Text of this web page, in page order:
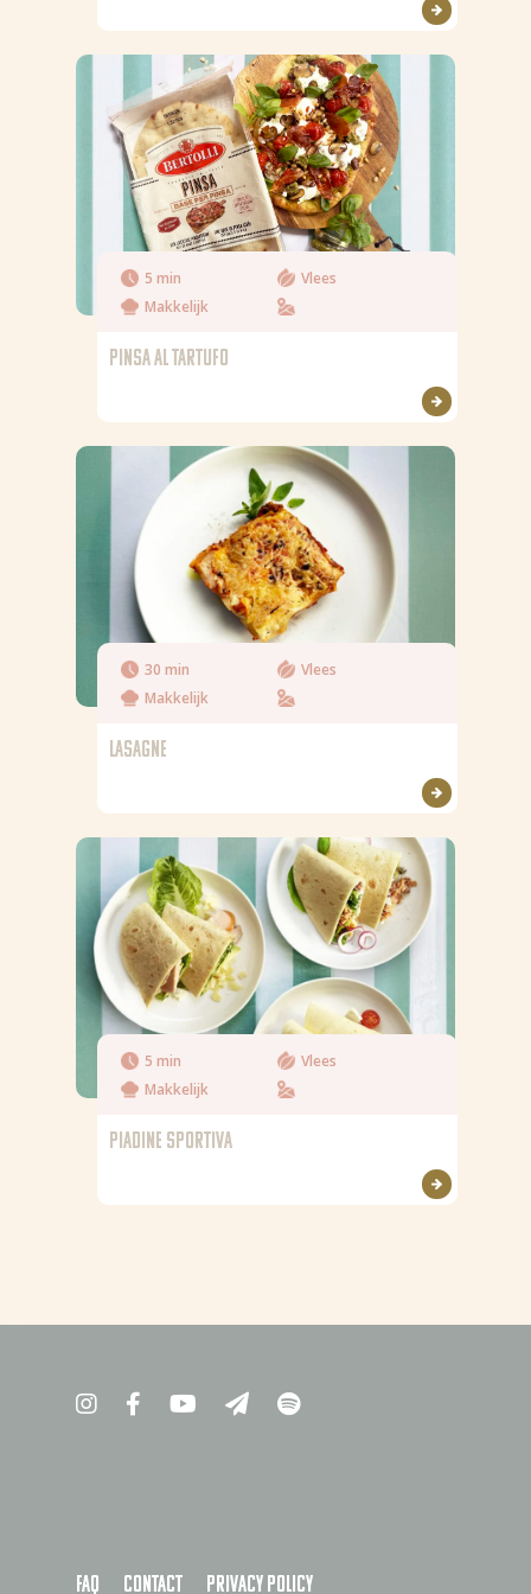
5 min
Vlees
Makkelijk
PINSA AL TARTUFO
30 min
Vlees
Makkelijk
LASAGNE
5 min
Vlees
Makkelijk
PIADINE SPORTIVA
FAQ Contact Privacy policy